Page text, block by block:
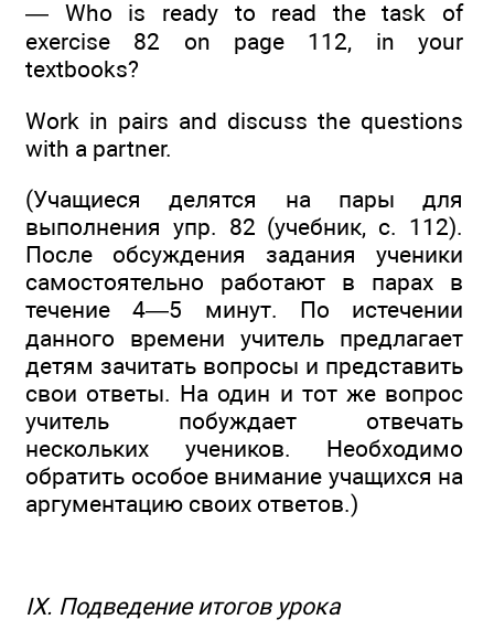
— Who is ready to read the task of
exercise 82 on page 112, in your
textbooks?
Work in pairs and discuss the questions
with a partner.
(Учащиеся делятся на пары для
выполнения упр. 82 (учебник, с. 112).
После обсуждения задания ученики
самостоятельно работают в парах в
течение 4—5 минут. По истечении
данного времени учитель предлагает
детям зачитать вопросы и представить
свои ответы. На один и тот же вопрос
учитель побуждает отвечать
нескольких учеников. Необходимо
обратить особое внимание учащихся на
аргументацию своих ответов.)
IX. Подведение итогов урока